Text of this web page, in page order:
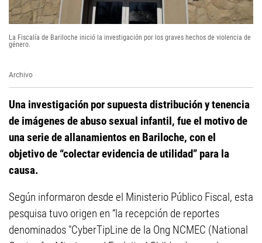
La Fiscalía de Bariloche inició la investigación por los graves hechos de violencia de
género.
Archivo
Una investigación por supuesta distribución y tenencia
de imágenes de abuso sexual infantil, fue el motivo de
una serie de allanamientos en Bariloche, con el
objetivo de “colectar evidencia de utilidad” para la
causa.
Según informaron desde el Ministerio Público Fiscal, esta
pesquisa tuvo origen en “la recepción de reportes
denominados "CyberTipLine de la Ong NCMEC (National